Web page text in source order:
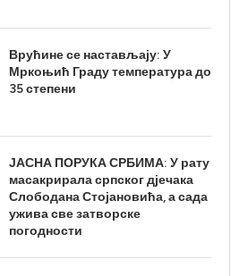
Врућине се настављају: У
Мркоњић Граду температура до
35 степени
ЈАСНА ПОРУКА СРБИМА: У рату
масакрирала српског дјечака
Слободана Стојановића, а сада
ужива све затворске
погодности